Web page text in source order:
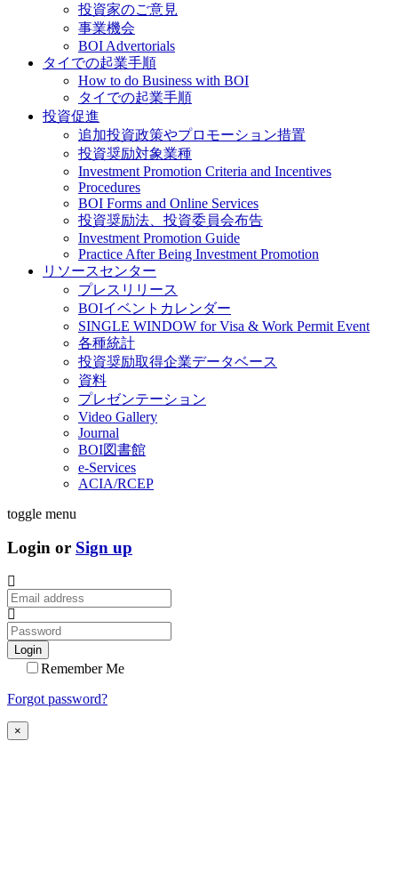
投資家のご意見
事業機会
BOI Advertorials
タイでの起業手順
How to do Business with BOI
タイでの起業手順
投資促進
追加投資政策やプロモーション措置
投資奨励対象業種
Investment Promotion Criteria and Incentives
Procedures
BOI Forms and Online Services
投資奨励法、投資委員会布告
Investment Promotion Guide
Practice After Being Investment Promotion
リソースセンター
プレスリリース
BOIイベントカレンダー
SINGLE WINDOW for Visa & Work Permit Event
各種統計
投資奨励取得企業データベース
資料
プレゼンテーション
Video Gallery
Journal
BOI図書館
e-Services
ACIA/RCEP
toggle menu
Login or Sign up
Login
Remember Me
Forgot password?
×